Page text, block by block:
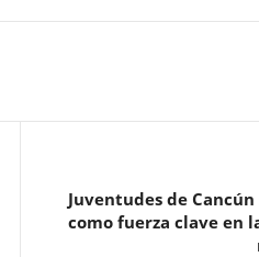
Juventudes de
como fuerza clave en